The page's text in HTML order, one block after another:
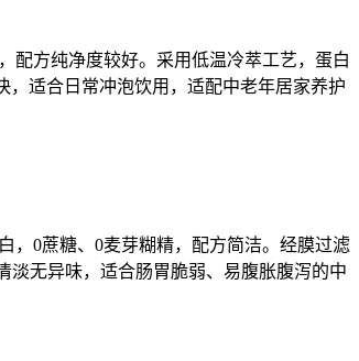
配方纯净度较好。采用低温冷萃工艺，蛋白
，适合日常冲泡饮用，适配中老年居家养护
，0蔗糖、0麦芽糊精，配方简洁。经膜过滤
淡无异味，适合肠胃脆弱、易腹胀腹泻的中